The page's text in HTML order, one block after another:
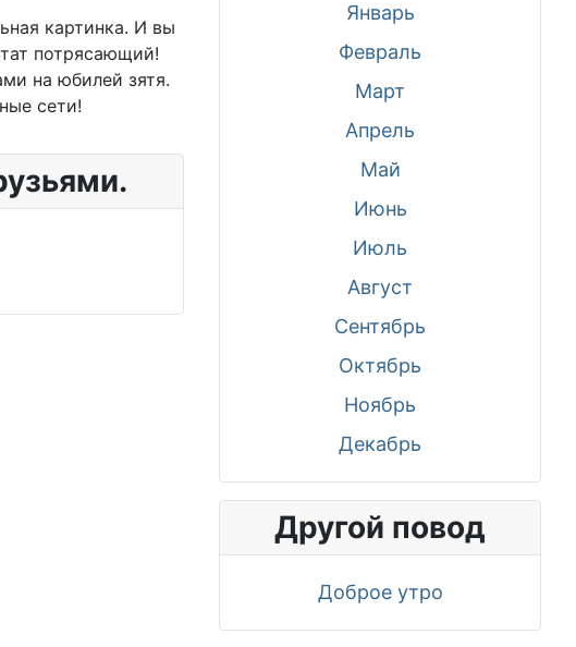
картинка. И вы
потрясающий!
на юбилей зятя.
сети!
Январь
Февраль
Март
Апрель
Май
Июнь
Июль
Август
Сентябрь
Октябрь
Ноябрь
Декабрь
Другой повод
Доброе утро